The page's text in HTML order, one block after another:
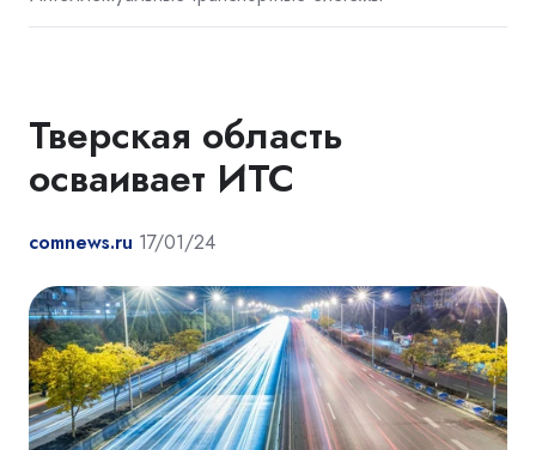
Тверская область
осваивает ИТС
comnews.ru 17/01/24